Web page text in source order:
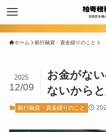
ホーム 銀行融資・資金繰りのこと
お金がな
ないから
2025
12/09
銀行融資・資金繰りのこと